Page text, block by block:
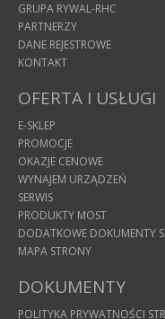
GRUPA RYWAL-RHC
PARTNERZY
DANE REJESTROWE
KONTAKT
OFERTA I USŁUGI
E-SKLEP
PROMOCJE
OKAZJE CENOWE
WYNAJEM URZĄDZEŃ
SERWIS
PRODUKTY MOST
DODATKOWE DOKUMENTY
MAPA STRONY
DOKUMENTY
POLITYKA PRYWATNOŚCI